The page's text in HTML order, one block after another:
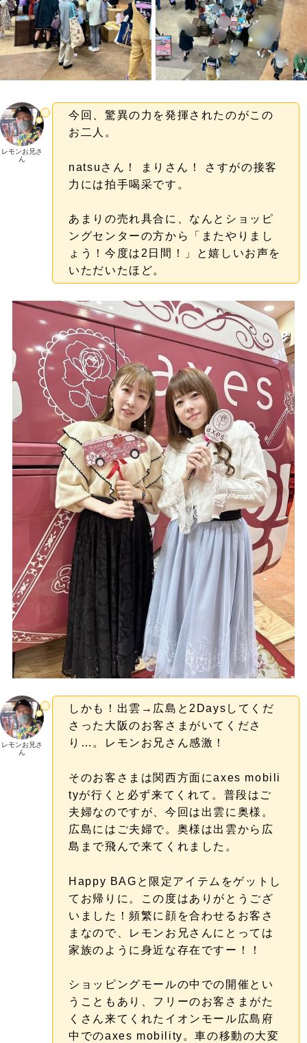
レモンお兄さ
ん
今回、驚異の力を発揮されたのがこの
お二人。
natsuさん！ まりさん！ さすがの接客
力には拍手喝采です。
あまりの売れ具合に、なんとショッピ
ングセンターの方から「またやりまし
ょう！今度は2日間！」と嬉しいお声を
いただいたほど。
レモンお兄さ
ん
しかも！出雲→広島と2Daysしてくだ
さった大阪のお客さまがいてくださ
り…。レモンお兄さん感激！
そのお客さまは関西方面にaxes mobili
tyが行くと必ず来てくれて。普段はご
夫婦なのですが、今回は出雲に奥様。
広島にはご夫婦で。奥様は出雲から広
島まで飛んで来てくれました。
Happy BAGと限定アイテムをゲットし
てお帰りに。この度はありがとうござ
いました！頻繁に顔を合わせるお客さ
まなので、レモンお兄さんにとっては
家族のように身近な存在ですー！！
ショッピングモールの中での開催とい
うこともあり、フリーのお客さまがた
くさん来てくれたイオンモール広島府
中でのaxes mobility。車の移動の大変